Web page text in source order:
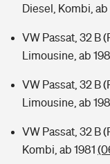
Diesel, Kombi, ab
VW Passat, 32 B
Limousine, ab
VW Passat, 32 B
Limousine, ab
VW Passat, 32 B
Kombi, ab 1981